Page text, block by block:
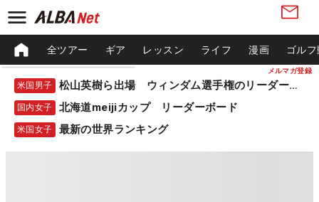
メルマガ登録
全ツアー ギア レッスン ライフ 漫画 ゴル
米国男子 松山英樹ら出場 ウィンダム選手権のリーダーボード
国内女子 北海道meijiカップ リーダーボード
米国女子 最新の世界ランキング